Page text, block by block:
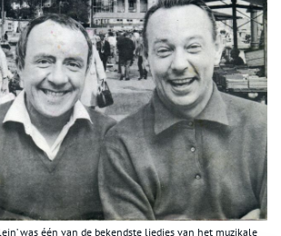
was één van de bekendste liedjes van het muzikale